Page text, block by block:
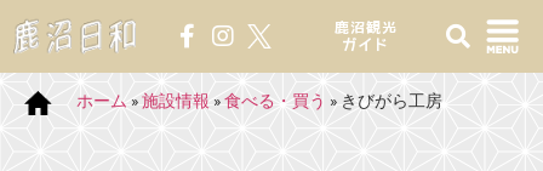
鹿沼観光
ガイド
ホーム »施設情報 »食べる・買う » きびがら工房